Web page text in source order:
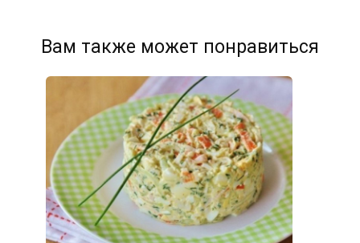
Вам также может понравиться